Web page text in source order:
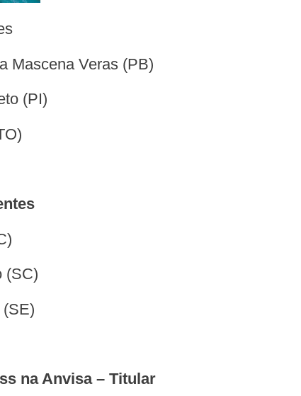
Mascena Veras (PB)
(PI)
(SC)
(SE)
na Anvisa – Titular